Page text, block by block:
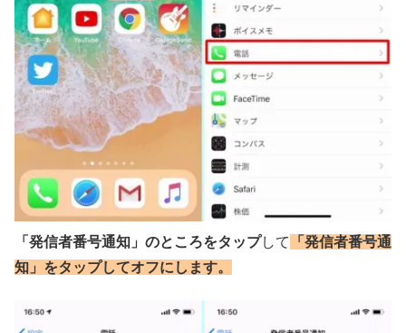
「発信者番号通知」のところをタップして
「発信者番号通
知」をタップしてオフにします。